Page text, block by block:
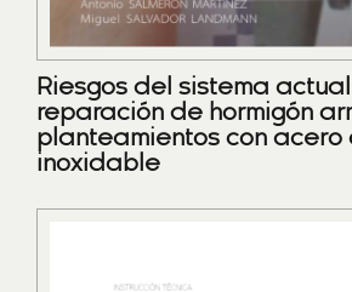
Riesgos del sistema
reparación de hormigón
planteamientos con acero
inoxidable